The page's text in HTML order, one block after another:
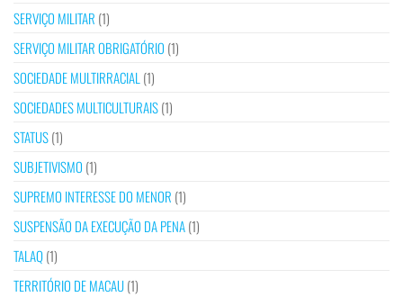
SERVIÇO MILITAR (1)
SERVIÇO MILITAR OBRIGATÓRIO (1)
SOCIEDADE MULTIRRACIAL(1)
SOCIEDADES MULTICULTURAIS(1)
STATUS(1)
SUBJETIVISMO (1)
SUPREMO INTERESSE DO MENOR (1)
SUSPENSÃO DA EXECUÇÃO DA PENA(1)
TALAQ(1)
TERRITÓRIO DE MACAU(1)